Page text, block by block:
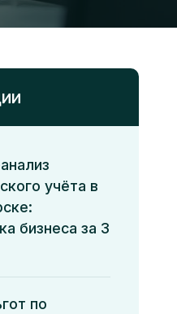
учёта в
бизнеса за 3
по